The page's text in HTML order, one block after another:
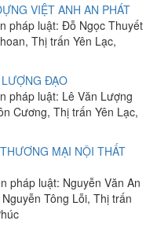
VIỆT ANH AN PHÁT
pháp luật: Đỗ Ngọc Thuyết
Thị trấn Yên Lạc,
ĐẠO
pháp luật: Lê Văn Lượng
Cương, Thị trấn Yên Lạc,
MẠI NỘI THẤT
pháp luật: Nguyễn Văn An
Tông Lỗi, Thị trấn